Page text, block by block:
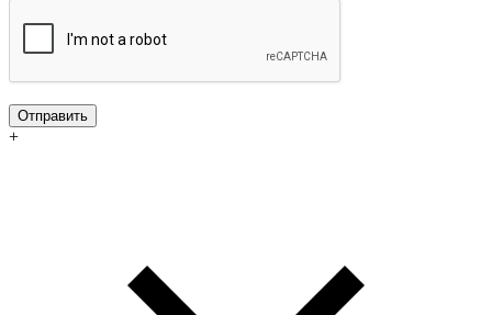
Отправить
+